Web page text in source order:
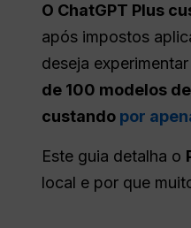
O ChatGPT Plus
após impostos
deseja
de 100 modelos
custando por
Este guia detalha o
local e por que